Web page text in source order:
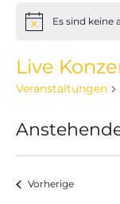
HinweisEs sind keine
Live
Veranstaltungen
Vorherige